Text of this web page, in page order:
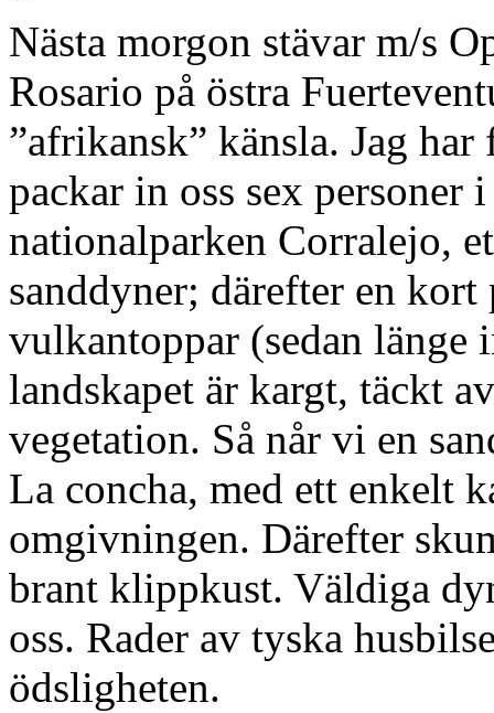
Nästa morgon stävar m/s
Rosario på östra
”afrikansk” känsla. Jag
packar in oss sex
nationalparken Corralejo,
sanddyner; därefter en
vulkantoppar (sedan
landskapet är kargt, täckt
vegetation. Så når vi en
La concha, med ett enkelt
omgivningen. Därefter
brant klippkust. Väldiga
oss. Rader av tyska
ödsligheten.